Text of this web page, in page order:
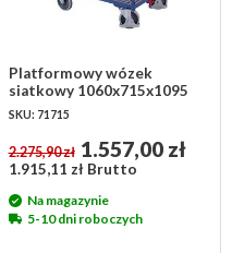
Platformowy wózek
siatkowy 1060x715x1095
mm
SKU: 71715
2.275,90 zł 1.557,00 zł
1.915,11 zł Brutto
Na magazynie
5-10 dni roboczych